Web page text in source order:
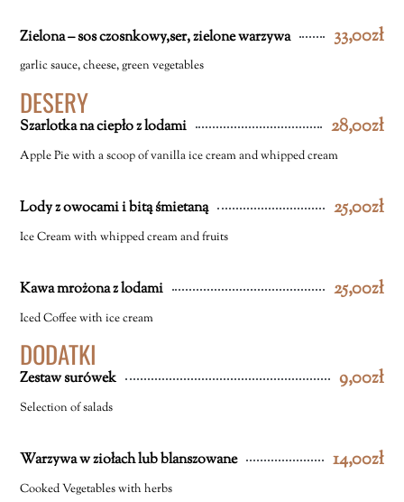
Zielona – sos czosnkowy,ser, zielone warzywa 33,00zł
garlic sauce, cheese, green vegetables
DESERY
Szarlotka na ciepło z lodami 28,00zł
Apple Pie with a scoop of vanilla ice cream and whipped cream
Lody z owocami i bitą śmietaną 25,00zł
Ice Cream with whipped cream and fruits
Kawa mrożona z lodami 25,00zł
Iced Coffee with ice cream
DODATKI
Zestaw surówek 9,00zł
Selection of salads
Warzywa w ziołach lub blanszowane 14,00zł
Cooked Vegetables with herbs